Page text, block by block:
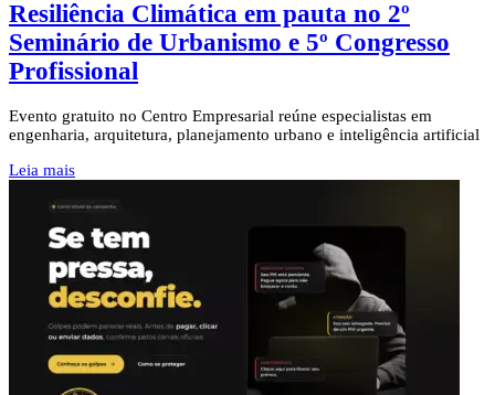
Resiliência Climática em pauta no 2º
Seminário de Urbanismo e 5º Congresso
Profissional
Evento gratuito no Centro Empresarial reúne especialistas em
engenharia, arquitetura, planejamento urbano e inteligência artificial
Leia mais